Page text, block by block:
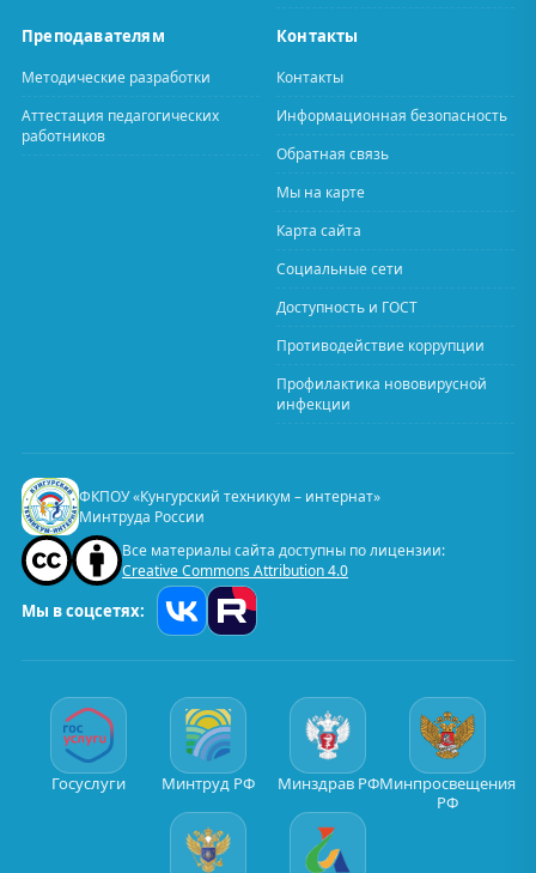
Преподавателям
Методические разработки
Аттестация педагогических
работников
Контакты
Контакты
Информационная безопасность
Обратная связь
Мы на карте
Карта сайта
Социальные сети
Доступность и ГОСТ
Противодействие коррупции
Профилактика нововирусной
инфекции
ФКПОУ «Кунгурский техникум – интернат»
Минтруда России
Все материалы сайта доступны по лицензии:
Creative Commons Attribution 4.0
Мы в соцсетях:
Госуслуги Минтруд РФ Минздрав РФМинпросвещения
РФ